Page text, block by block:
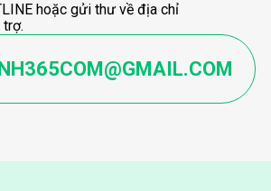
hoặc gửi thư về địa chỉ